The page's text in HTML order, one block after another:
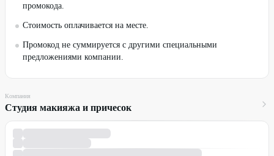
промокода.
Стоимость оплачивается на месте.
Промокод не суммируется с другими специальными
предложениями компании.
Компания
Студия макияжа и причесок